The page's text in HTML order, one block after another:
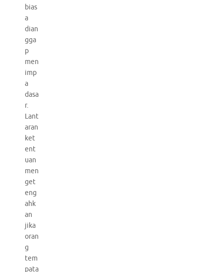
bias
a
dian
gga
p
men
imp
a
dasa
r.
Lant
aran
ket
ent
uan
men
get
eng
ahk
an
jika
oran
g
tem
pata